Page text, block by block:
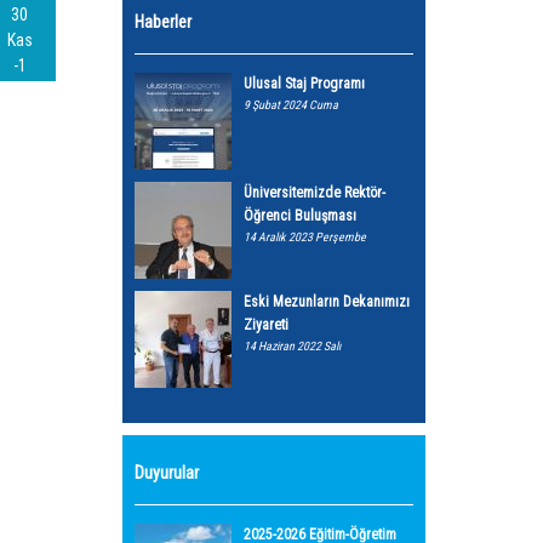
30
Kas
-1
Haberler
Ulusal Staj Programı
9 Şubat 2024 Cuma
Üniversitemizde Rektör-
Öğrenci Buluşması
14 Aralık 2023 Perşembe
Eski Mezunların Dekanımızı
Ziyareti
14 Haziran 2022 Salı
Duyurular
2025-2026 Eğitim-Öğretim